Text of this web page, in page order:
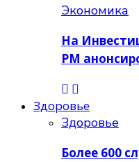
Экономика
На
РМ
Здоровье
Здоровье
Более 600